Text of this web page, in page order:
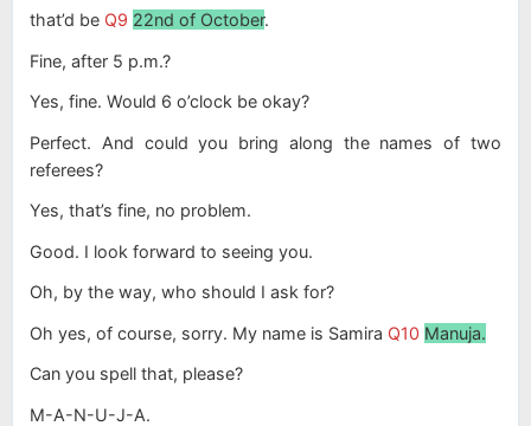
that’d be Q9 22nd of October.
Fine, after 5 p.m.?
Yes, fine. Would 6 o’clock be okay?
Perfect. And could you bring along the names of two
referees?
Yes, that’s fine, no problem.
Good. I look forward to seeing you.
Oh, by the way, who should I ask for?
Oh yes, of course, sorry. My name is Samira Q10 Manuja.
Can you spell that, please?
M-A-N-U-J-A.